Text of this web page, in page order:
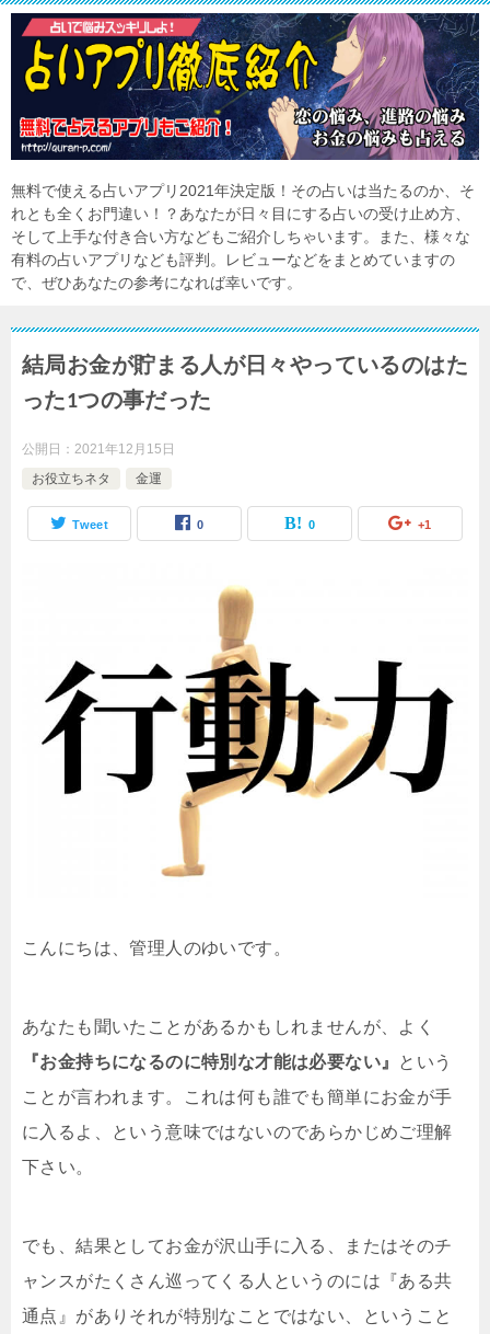
無料で使える占いアプリ2021年決定版！その占いは当たるのか、そ
れとも全くお門違い！？あなたが日々目にする占いの受け止め方、
そして上手な付き合い方などもご紹介しちゃいます。また、様々な
有料の占いアプリなども評判。レビューなどをまとめていますの
で、ぜひあなたの参考になれば幸いです。
結局お金が貯まる人が日々やっているのはた
った1つの事だった
公開日： 2021年12月15日
お役立ちネタ
金運
Tweet 0 0 +1
こんにちは、管理人のゆいです。
あなたも聞いたことがあるかもしれませんが、よく
『お金持ちになるのに特別な才能は必要ない』 という
ことが言われます。これは何も誰でも簡単にお金が手
に入るよ、という意味ではないのであらかじめご理解
下さい。
でも、結果としてお金が沢山手に入る、またはそのチ
ャンスがたくさん巡ってくる人というのには『ある共
通点』がありそれが特別なことではない、ということ